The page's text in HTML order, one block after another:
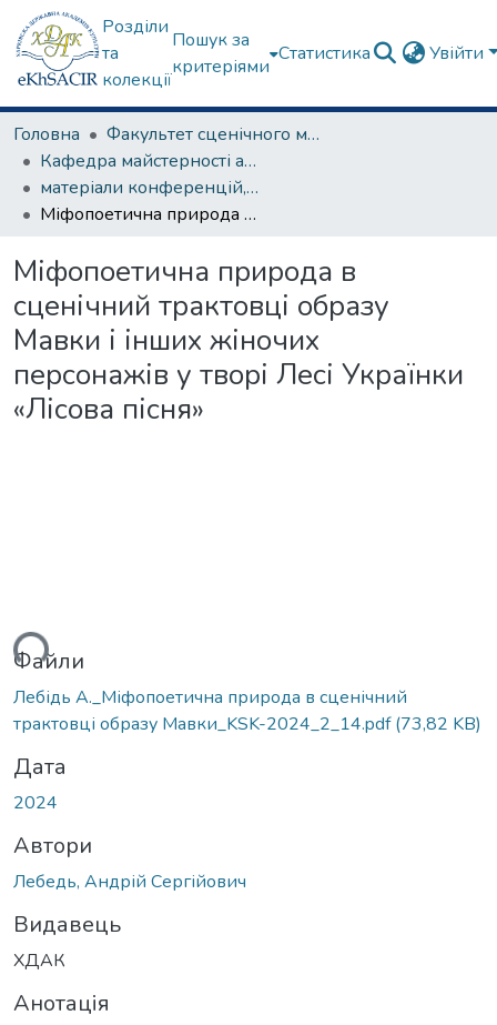
Розділи
та
колекції
Пошук за
критеріями
Статистика Увійти
Головна
Факультет сценічного мистецтва
Кафедра майстерності актора
матеріали конференцій, семінарів, круглих столів та ін.
Mіфопоетична природа в сценічний трактовці образу Mавки і інших жіночих персонажів у творі Лесі Українки «Лісова пісня»
Mіфопоетична природа в
сценічний трактовці образу
Mавки і інших жіночих
персонажів у творі Лесі Українки
«Лісова пісня»
Файли
Лебідь А._Mіфопоетична природа в сценічний
трактовці образу Mавки_KSK-2024_2_14.pdf(73,82 KB)
Дата
2024
Автори
Лебедь, Андрій Сергійович
Видавець
ХДАК
Анотація